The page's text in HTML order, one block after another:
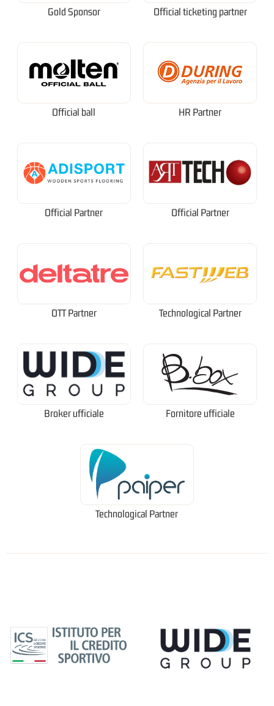
Gold Sponsor Official ticketing partner
Official ball HR Partner
Official Partner Official Partner
OTT Partner Technological Partner
Broker ufficiale Fornitore ufficiale
Technological Partner